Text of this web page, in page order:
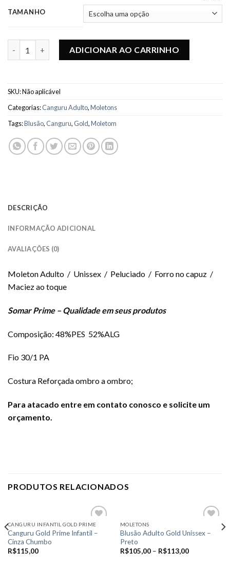
TAMANHO
ADICIONAR AO CARRINHO
SKU:Não aplicável
Categorias:Canguru Adulto,Moletons
Tags:Blusão,Canguru,Gold,Moletom
DESCRIÇÃO
INFORMAÇÃO ADICIONAL
AVALIAÇÕES (0)
Moleton Adulto / Unissex / Peluciado / Forro no capuz /
Maciez ao toque
Somar Prime – Qualidade em seus produtos
Composição: 48%PES 52%ALG
Fio 30/1 PA
Costura Reforçada ombro a ombro;
Para atacado entre em contato conosco e solicite um
orçamento.
PRODUTOS RELACIONADOS
CANGURU INFANTIL GOLD PRIME
Canguru Gold Prime Infantil –
Cinza Chumbo
R$115,00
MOLETONS
Blusão Adulto Gold Unissex –
Preto
R$105,00– R$113,00